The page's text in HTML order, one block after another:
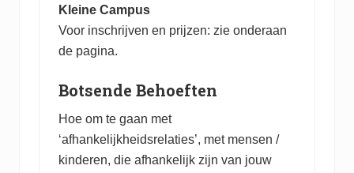
Kleine Campus
Voor inschrijven en prijzen: zie onderaan
de pagina.
Botsende Behoeften
Hoe om te gaan met
‘afhankelijkheidsrelaties’, met mensen /
kinderen, die afhankelijk zijn van jouw